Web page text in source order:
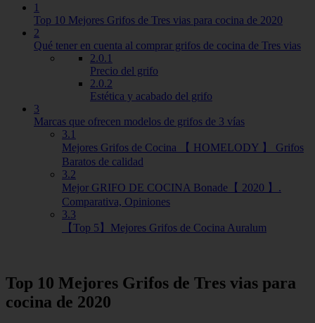
1
Top 10 Mejores Grifos de Tres vias para cocina de 2020
2
Qué tener en cuenta al comprar grifos de cocina de Tres vias
2.0.1
Precio del grifo
2.0.2
Estética y acabado del grifo
3
Marcas que ofrecen modelos de grifos de 3 vías
3.1
Mejores Grifos de Cocina 【 HOMELODY 】 Grifos
Baratos de calidad
3.2
Mejor GRIFO DE COCINA Bonade【 2020 】.
Comparativa, Opiniones
3.3
【Top 5】Mejores Grifos de Cocina Auralum
Top 10 Mejores Grifos de Tres vias para
cocina de 2020